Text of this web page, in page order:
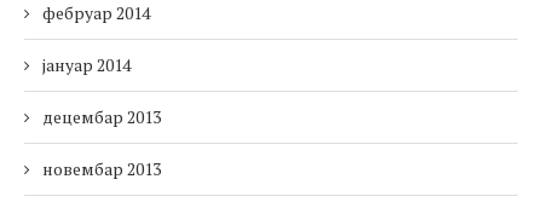
фебруар 2014
јануар 2014
децембар 2013
новембар 2013